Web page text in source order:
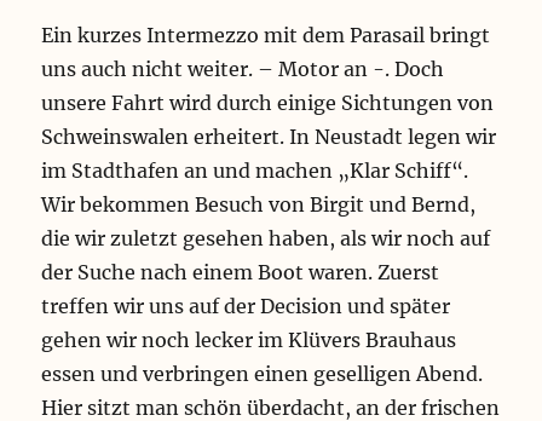
Ein kurzes Intermezzo mit dem Parasail bringt
uns auch nicht weiter. – Motor an -. Doch
unsere Fahrt wird durch einige Sichtungen von
Schweinswalen erheitert. In Neustadt legen wir
im Stadthafen an und machen „Klar Schiff“.
Wir bekommen Besuch von Birgit und Bernd,
die wir zuletzt gesehen haben, als wir noch auf
der Suche nach einem Boot waren. Zuerst
treffen wir uns auf der Decision und später
gehen wir noch lecker im Klüvers Brauhaus
essen und verbringen einen geselligen Abend.
Hier sitzt man schön überdacht, an der frischen